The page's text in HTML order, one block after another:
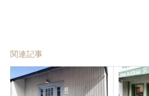
関連記事